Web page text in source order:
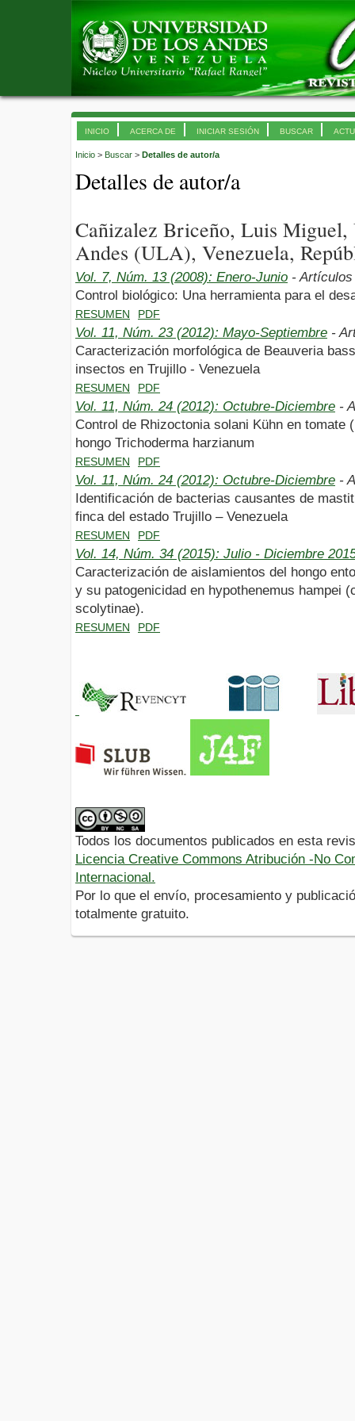
INICIO ACERCA DE INICIAR SESIÓN BUSCAR
Inicio > Buscar > Detalles de autor/a
Detalles de autor/a
Cañizalez Briceño, Luis Miguel,
Andes (ULA), Venezuela,
Vol. 7, Núm. 13 (2008): Enero-Junio - Artículos
Control biológico: Una herramienta para el
RESUMEN PDF
Vol. 11, Núm. 23 (2012): Mayo-Septiembre -
Caracterización morfológica de Beauveria
insectos en Trujillo - Venezuela
RESUMEN PDF
Vol. 11, Núm. 24 (2012): Octubre-Diciembre -
Control de Rhizoctonia solani Kühn en tomate
hongo Trichoderma harzianum
RESUMEN PDF
Vol. 11, Núm. 24 (2012): Octubre-Diciembre -
Identificación de bacterias causantes de
finca del estado Trujillo – Venezuela
RESUMEN PDF
Vol. 14, Núm. 34 (2015): Julio - Diciembre
Caracterización de aislamientos del hongo
y su patogenicidad en hypothenemus hampei
scolytinae).
RESUMEN PDF
Todos los documentos publicados en esta
Licencia Creative Commons Atribución -No
Internacional.
Por lo que el envío, procesamiento y
totalmente gratuito.